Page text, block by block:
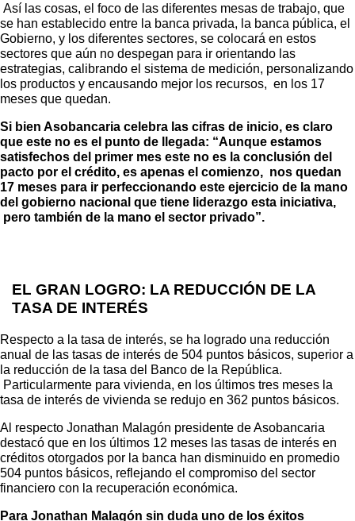
Así las cosas, el foco de las diferentes mesas de trabajo, que
se han establecido entre la banca privada, la banca pública, el
Gobierno, y los diferentes sectores, se colocará en estos
sectores que aún no despegan para ir orientando las
estrategias, calibrando el sistema de medición, personalizando
los productos y encausando mejor los recursos, en los 17
meses que quedan.
Si bien Asobancaria celebra las cifras de inicio, es claro
que este no es el punto de llegada: “Aunque estamos
satisfechos del primer mes este no es la conclusión del
pacto por el crédito, es apenas el comienzo, nos quedan
17 meses para ir perfeccionando este ejercicio de la mano
del gobierno nacional que tiene liderazgo esta iniciativa,
pero también de la mano el sector privado”.
EL GRAN LOGRO: LA REDUCCIÓN DE LA
TASA DE INTERÉS
Respecto a la tasa de interés, se ha logrado una reducción
anual de las tasas de interés de 504 puntos básicos, superior a
la reducción de la tasa del Banco de la República.
Particularmente para vivienda, en los últimos tres meses la
tasa de interés de vivienda se redujo en 362 puntos básicos.
Al respecto Jonathan Malagón presidente de Asobancaria
destacó que en los últimos 12 meses las tasas de interés en
créditos otorgados por la banca han disminuido en promedio
504 puntos básicos, reflejando el compromiso del sector
financiero con la recuperación económica.
Para Jonathan Malagón sin duda uno de los éxitos